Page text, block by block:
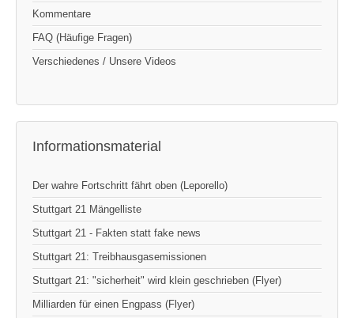
Kommentare
FAQ (Häufige Fragen)
Verschiedenes / Unsere Videos
Informationsmaterial
Der wahre Fortschritt fährt oben (Leporello)
Stuttgart 21 Mängelliste
Stuttgart 21 - Fakten statt fake news
Stuttgart 21: Treibhausgasemissionen
Stuttgart 21: "sicherheit" wird klein geschrieben (Flyer)
Milliarden für einen Engpass (Flyer)